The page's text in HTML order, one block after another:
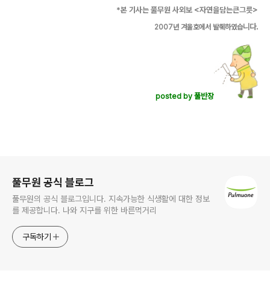
*본 기사는 풀무원 사외보 <자연을담는큰그릇>
2007년 겨울호에서 발췌하였습니다.
posted by 풀반장
풀무원 공식 블로그
풀무원의 공식 블로그입니다. 지속가능한 식생활에 대한 정보
를 제공합니다. 나와 지구를 위한 바른먹거리
구독하기